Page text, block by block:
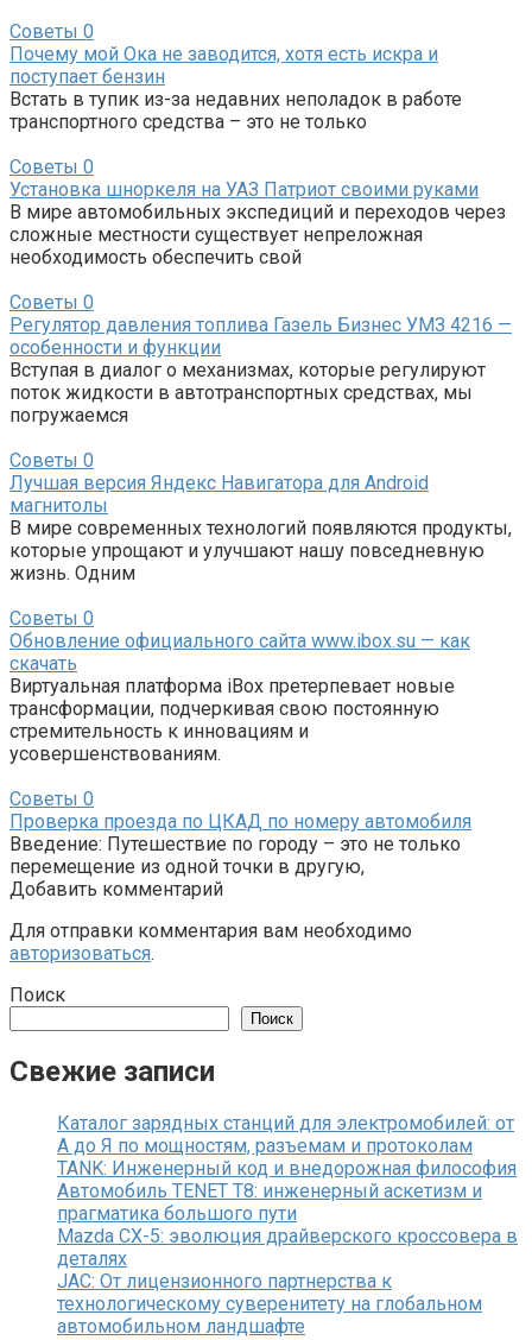
Советы 0
Почему мой Ока не заводится, хотя есть искра и
поступает бензин
Встать в тупик из-за недавних неполадок в работе
транспортного средства – это не только
Советы 0
Установка шноркеля на УАЗ Патриот своими руками
В мире автомобильных экспедиций и переходов через
сложные местности существует непреложная
необходимость обеспечить свой
Советы 0
Регулятор давления топлива Газель Бизнес УМЗ 4216 —
особенности и функции
Вступая в диалог о механизмах, которые регулируют
поток жидкости в автотранспортных средствах, мы
погружаемся
Советы 0
Лучшая версия Яндекс Навигатора для Android
магнитолы
В мире современных технологий появляются продукты,
которые упрощают и улучшают нашу повседневную
жизнь. Одним
Советы 0
Обновление официального сайта www.ibox.su — как
скачать
Виртуальная платформа iBox претерпевает новые
трансформации, подчеркивая свою постоянную
стремительность к инновациям и
усовершенствованиям.
Советы 0
Проверка проезда по ЦКАД по номеру автомобиля
Введение: Путешествие по городу – это не только
перемещение из одной точки в другую,
Добавить комментарий
Для отправки комментария вам необходимо
авторизоваться.
Поиск
Поиск
Свежие записи
Каталог зарядных станций для электромобилей: от
А до Я по мощностям, разъемам и протоколам
TANK: Инженерный код и внедорожная философия
Автомобиль TENET T8: инженерный аскетизм и
прагматика большого пути
Mazda CX-5: эволюция драйверского кроссовера в
деталях
JAC: От лицензионного партнерства к
технологическому суверенитету на глобальном
автомобильном ландшафте